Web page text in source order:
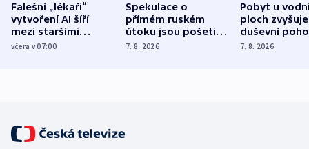
Falešní „lékaři“
vytvoření AI šíří
mezi staršími
Poláky nebezpečné
včera v 07:00
Spekulace o
přímém ruském
útoku jsou pošetilé,
míní estonský
7. 8. 2026
Pobyt u
ploch zvyšuje
duševní
ukázala
7. 8. 2026